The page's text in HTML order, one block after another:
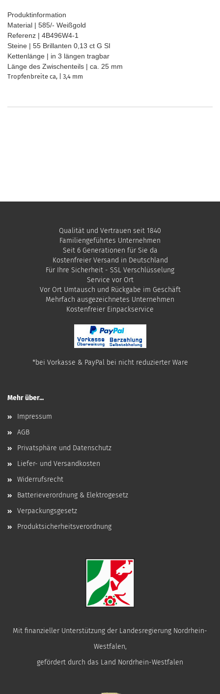
Produktinformation
Material | 585/- Weißgold
Referenz | 4B496W4-1
Steine | 55 Brillanten 0,13 ct G SI
Kettenlänge | in 3 längen tragbar
Länge des Zwischenteils | ca. 25 mm
Tropfenbreite ca, | 3,4 mm
Qualität und Vertrauen seit 1840
Familiengeführtes Unternehmen
Seit 6 Generationen für Sie da
Kostenfreier Versand in Deutschland
Für Ihre Sicherheit - SSL Verschlüsselung
Service vor Ort
Vor Ort Umtausch und Rückgabe im Geschäft
Mehrfach ausgezeichnetes Unternehmen
​Kostenfreier Einpackservice
*bei Vorkasse & PayPal bei nicht reduzierter Ware
Mehr über...
Impressum
AGB
Privatsphäre und Datenschutz
Liefer- und Versandkosten
Widerrufsrecht
Batterieverordnung & Elektrogesetz
Verpackungsgesetz
Produktsicherheitsverordnung
Mit finanzieller Unterstützung der Landesregierung Nordrhein-
Westfalen,
gefördert durch das Land Nordrhein-Westfalen